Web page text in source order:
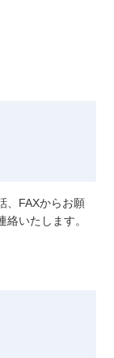
、FAXからお願
いたします。